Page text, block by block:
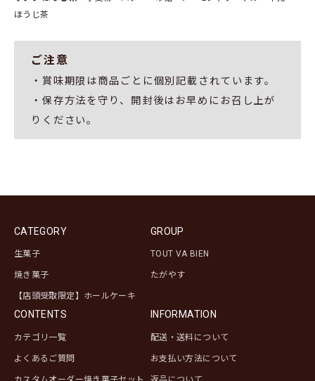
ほうじ茶
ご注意
・賞味期限は商品ごとに個別記載されています。
・保存方法を守り、開封後はお早めにお召し上が
りください。
CATEGORY
生菓子
焼き菓子
【店頭受取限定】ホールケーキ
GROUP
TOUT VA BIEN
たがやす
CONTENTS
カテゴリ一覧
よくあるご質問
INFORMATION
配送・送料について
お支払い方法について